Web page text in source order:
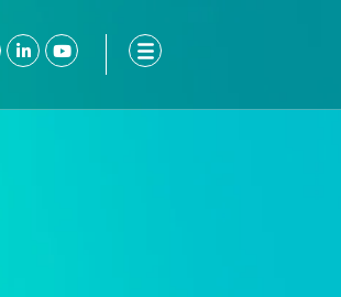
Linkedin-
in
Youtube